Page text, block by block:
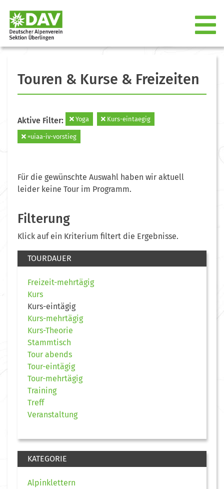
Touren & Kurse & Freizeiten
Aktive Filter: Yoga Kurs-eintaegig
=uiaa-iv-vorstieg
Für die gewünschte Auswahl haben wir aktuell
leider keine Tour im Programm.
Filterung
Klick auf ein Kriterium filtert die Ergebnisse.
TOURDAUER
Freizeit-mehrtägig
Kurs
Kurs-eintägig
Kurs-mehrtägig
Kurs-Theorie
Stammtisch
Tour abends
Tour-eintägig
Tour-mehrtägig
Training
Treff
Veranstaltung
KATEGORIE
Alpinklettern